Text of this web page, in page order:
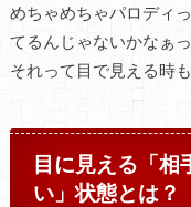
めちゃめちゃパロディ
てるんじゃないかなぁっ
それって目で見える時も
目に見える「相
い」状態とは？